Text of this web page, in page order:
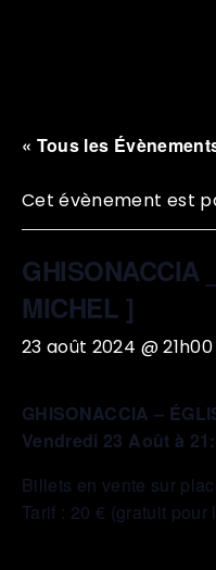
« Tous les
Cet évènement est
GHISONACCIA
MICHEL ]
23 août 2024 @ 21h00
GHISONACCIA –
Vendredi 23 Août à
Billets en vente sur
Tarif : 20 € (gratuit